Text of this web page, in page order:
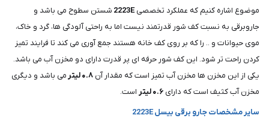
موضوع اشاره کنیم که عملکرد تخصصی 2223E شستن سطوح می باشد و
جاروبرقی به نسبت کف شور قدرتمند نیست اما به راحتی آلودگی ها، گرد و خاک،
موی حیوانات و .. را که بر روی کف خانه هستند جمع آوری می کند تا فرایند تمیز
کردن راحت تر شود. این کف شور حرفه ای پر قدرت دارای دو مخزن آب می باشد.
یکی از این مخزن ها مخزن آب تمیز است که مقدار آن ۰.۸ لیتر
می باشد و دیگری
مخزن آب کثیف است که دارای ۰.۶ لیتر
است.
سایر مشخصات جارو برقی بیسل 2223E